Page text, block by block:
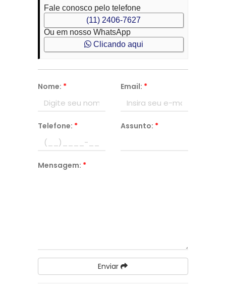
Fale conosco pelo telefone
(11) 2406-7627
Ou em nosso WhatsApp
Clicando aqui
Nome: * Email: *
Telefone: * Assunto: *
Mensagem: *
Enviar